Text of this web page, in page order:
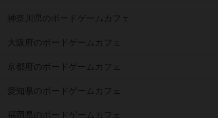
神奈川県のボードゲームカフェ
大阪府のボードゲームカフェ
京都府のボードゲームカフェ
愛知県のボードゲームカフェ
福岡県のボードゲームカフェ